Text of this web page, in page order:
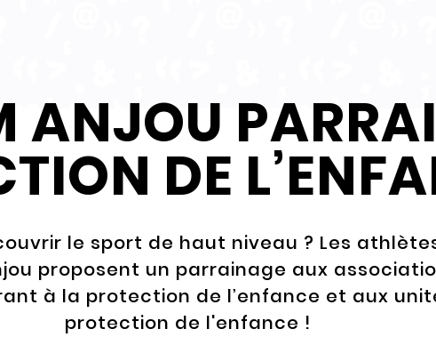
ANJOU
DE
le sport de haut niveau ? Les
proposent un parrainage aux
à la protection de l’enfance et aux
protection de l'enfance !